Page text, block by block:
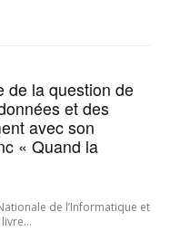
de la question de
et des
avec son
« Quand la
de l’Informatique et
livre…